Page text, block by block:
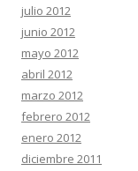
julio 2012
junio 2012
mayo 2012
abril 2012
marzo 2012
febrero 2012
enero 2012
diciembre 2011